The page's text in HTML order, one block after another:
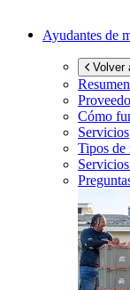
Ayudantes de
Volver
Resumen
Cómo
Servicios
Tipos de
Servicios